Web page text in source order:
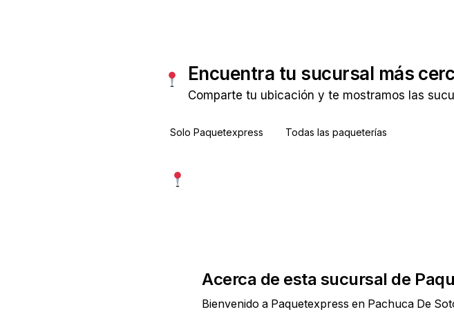
Encuentra tu sucursal más
Comparte tu ubicación y te mostramos las
Solo Paquetexpress Todas las paqueterías
Acerca de esta sucursal de
Bienvenido a Paquetexpress en Pachuca De